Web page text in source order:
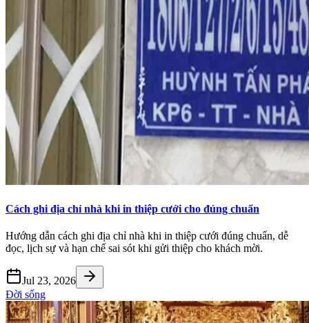
Cách ghi địa chỉ nhà khi in thiệp cưới cho đúng chuẩn
Hướng dẫn cách ghi địa chỉ nhà khi in thiệp cưới đúng chuẩn, dễ
đọc, lịch sự và hạn chế sai sót khi gửi thiệp cho khách mời.
Jul 23, 2026
Đời sống